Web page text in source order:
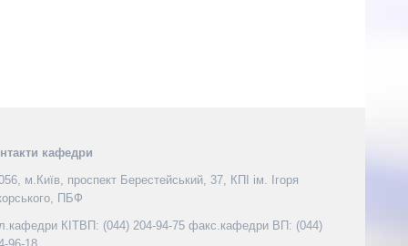
кафедри
м.Київ, проспект Берестейський, 37, КПІ ім. Ігоря
ПБФ
КІТВП: (044) 204-94-75 факс.кафедри ВП: (044)